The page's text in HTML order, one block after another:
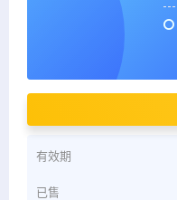
有效期
已售